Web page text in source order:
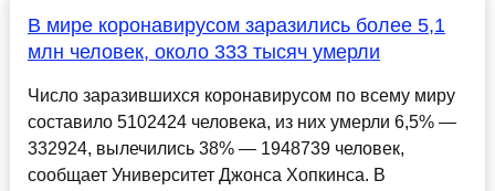
В мире коронавирусом заразились более 5,1
млн человек, около 333 тысяч умерли
Число заразившихся коронавирусом по всему миру
составило 5102424 человека, из них умерли 6,5% —
332924, вылечились 38% — 1948739 человек,
сообщает Университет Джонса Хопкинса. В